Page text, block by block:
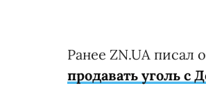
Ранее ZN.UA писал
продавать уголь с